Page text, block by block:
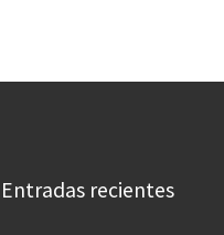
Entradas recientes